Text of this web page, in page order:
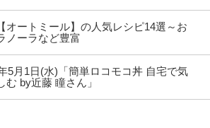
オートミール】の人気レシピ14選～お
ノーラなど豊富
5月1日(水)「簡単ロコモコ丼 自宅で気
by近藤 瞳さん」